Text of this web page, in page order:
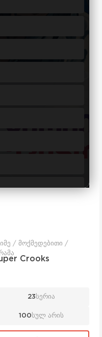
/ მოქმედებითი /
Crooks
23 სერია
100 სულ არის